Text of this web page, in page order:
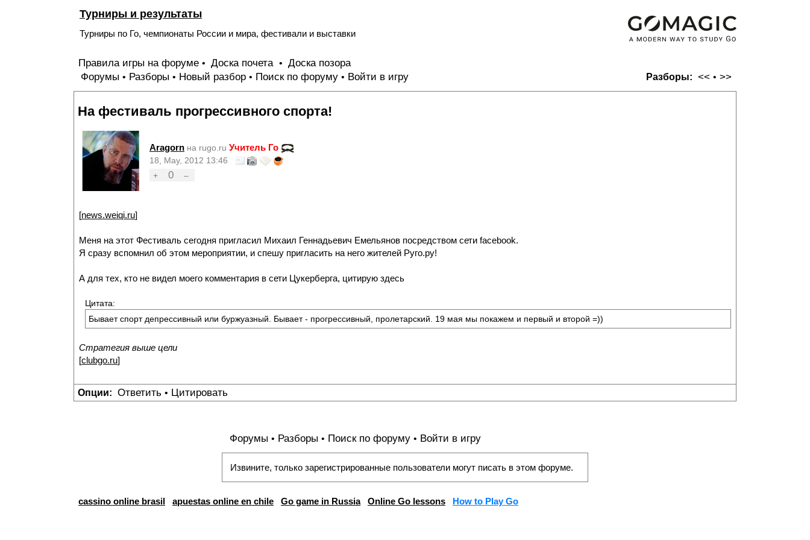
Турниры и результаты
Турниры по Го, чемпионаты России и мира, фестивали и выставки
Правила игры на форуме • Доска почета • Доска позора
Разборы: << • >>
Форумы • Разборы • Новый разбор • Поиск по форуму • Войти в игру
На фестиваль прогрессивного спорта!
Aragorn на rugo.ru Учитель Го
18, May, 2012 13:46
+
0 –
[news.weiqi.ru]
Меня на этот Фестиваль сегодня пригласил Михаил Геннадьевич Емельянов посредством сети facebook.
Я сразу вспомнил об этом мероприятии, и спешу пригласить на него жителей Руго.ру!
А для тех, кто не видел моего комментария в сети Цукерберга, цитирую здесь
Цитата:
Бывает спорт депрессивный или буржуазный. Бывает - прогрессивный, пролетарский. 19 мая мы покажем и первый и второй =))
Стратегия выше цели
[clubgo.ru]
Опции: Ответить • Цитировать
Форумы • Разборы • Поиск по форуму • Войти в игру
Извините, только зарегистрированные пользователи могут писать в этом форуме.
cassino online brasil apuestas online en chile Go game in Russia Online Go lessons How to Play Go